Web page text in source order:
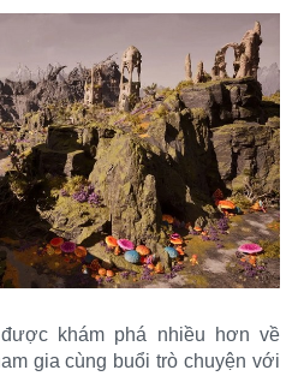
khám phá nhiều hơn về
gia cùng buổi trò chuyện với